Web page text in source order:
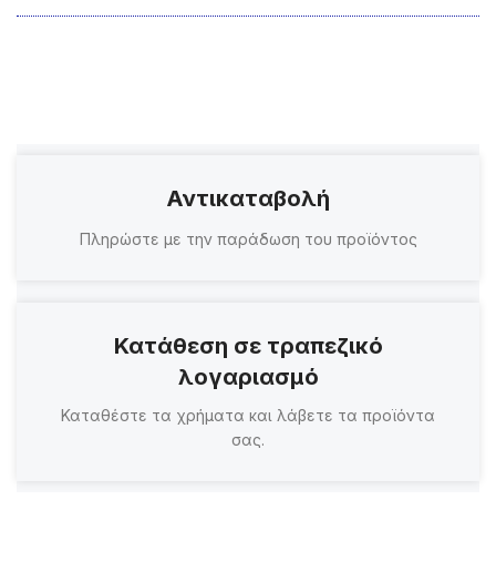
Αντικαταβολή
Πληρώστε με την παράδωση του προϊόντος
Κατάθεση σε τραπεζικό
λογαριασμό
Καταθέστε τα χρήματα και λάβετε τα προϊόντα
σας.